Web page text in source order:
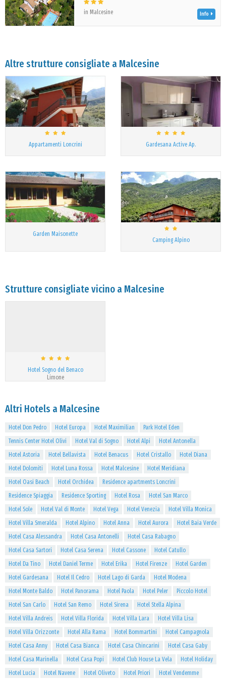
in Malcesine Info
Altre strutture consigliate a Malcesine
Appartamenti Loncrini Gardesana Active Ap.
Garden Maisonette
Camping Alpino
Strutture consigliate vicino a Malcesine
Hotel Sogno del Benaco
Limone
Altri Hotels a Malcesine
Hotel Don Pedro Hotel Europa Hotel Maximilian
Park Hotel Eden
Tennis Center Hotel Olivi
Hotel Val di Sogno Hotel Alpi
Hotel Antonella
Hotel Astoria
Hotel Bellavista Hotel Benacus Hotel Cristallo
Hotel Diana
Hotel Dolomiti
Hotel Luna Rossa Hotel Malcesine
Hotel Meridiana
Hotel Oasi Beach
Hotel Orchidea
Residence apartments Loncrini
Residence Spiaggia
Residence Sporting Hotel Rosa
Hotel San Marco
Hotel Sole
Hotel Val di Monte Hotel Vega Hotel Venezia
Hotel Villa Monica
Hotel Villa Smeralda
Hotel Alpino Hotel Anna Hotel Aurora
Hotel Baia Verde
Hotel Casa Alessandra
Hotel Casa Antonelli
Hotel Casa Rabagno
Hotel Casa Sartori
Hotel Casa Serena Hotel Cassone
Hotel Catullo
Hotel Da Tino
Hotel Daniel Terme Hotel Erika Hotel Firenze
Hotel Garden
Hotel Gardesana
Hotel Il Cedro Hotel Lago di Garda
Hotel Modena
Hotel Monte Baldo
Hotel Panorama Hotel Paola Hotel Peler
Piccolo Hotel
Hotel San Carlo
Hotel San Remo Hotel Sirena
Hotel Stella Alpina
Hotel Villa Andreis
Hotel Villa Florida Hotel Villa Lara
Hotel Villa Lisa
Hotel Villa Orizzonte
Hotel Alla Rama Hotel Bommartini
Hotel Campagnola
Hotel Casa Anny
Hotel Casa Bianca Hotel Casa Chincarini
Hotel Casa Gaby
Hotel Casa Marinella
Hotel Casa Popi Hotel Club House La Vela
Hotel Holiday
Hotel Lucia
Hotel Navene Hotel Oliveto Hotel Priori Hotel Vendemme